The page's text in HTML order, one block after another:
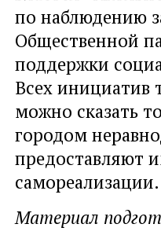
по наблюдению
Общественной
поддержки
Всех инициатив
можно сказать
городом
предоставляют
самореализации.
Материал